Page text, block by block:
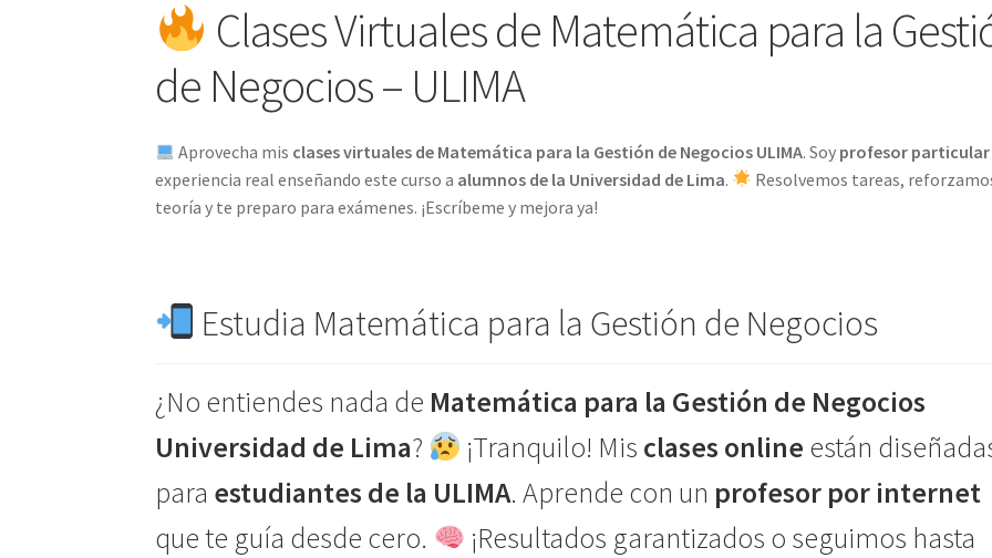
Clases Virtuales de Matemática para la
de Negocios – ULIMA
Aprovecha mis clases virtuales de Matemática para la Gestión de Negocios ULIMA. Soy profesor particular
experiencia real enseñando este curso a alumnos de la Universidad de Lima.
Resolvemos tareas,
teoría y te preparo para exámenes. ¡Escríbeme y mejora ya!
Estudia Matemática para la Gestión de Negocios
¿No entiendes nada de Matemática para la Gestión de Negocios
Universidad de Lima? ¡Tranquilo! Mis clases online están
para estudiantes de la ULIMA. Aprende con un profesor por internet
que te guía desde cero.
¡Resultados garantizados o seguimos hasta